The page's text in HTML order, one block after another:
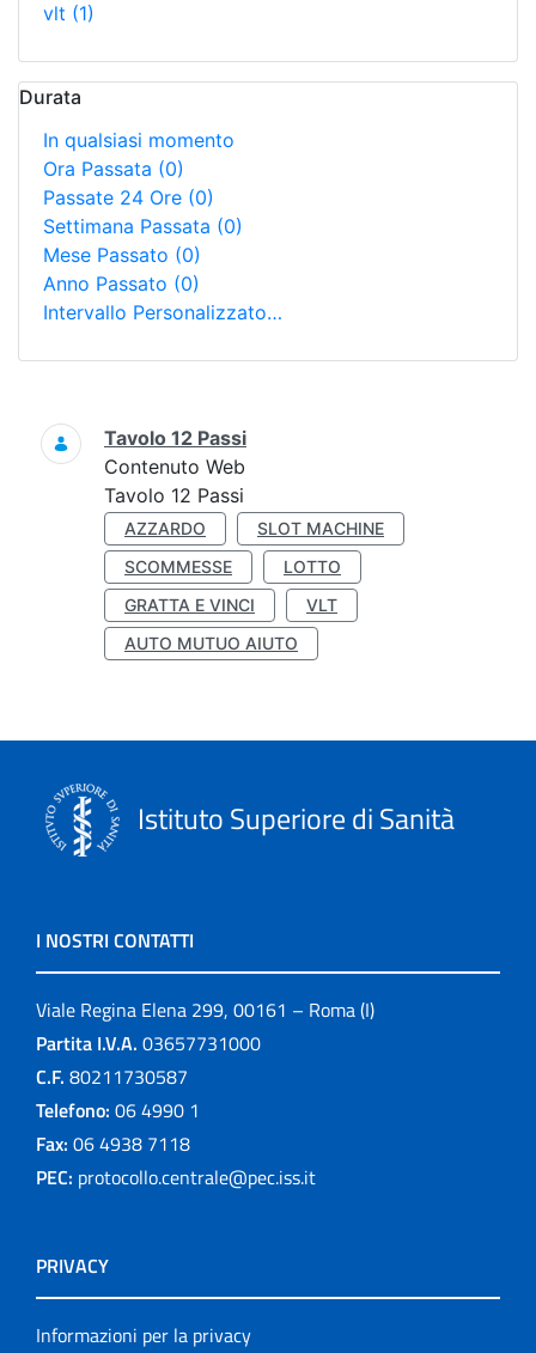
vlt (1)
Durata
In qualsiasi momento
Ora Passata (0)
Passate 24 Ore (0)
Settimana Passata (0)
Mese Passato (0)
Anno Passato (0)
Intervallo Personalizzato…
Ricerca
Tavolo 12 Passi
Contenuto Web
Tavolo 12 Passi
AZZARDO
SLOT MACHINE
SCOMMESSE
LOTTO
GRATTA E VINCI
VLT
AUTO MUTUO AIUTO
Istituto Superiore di Sanità
I NOSTRI CONTATTI
Viale Regina Elena 299, 00161 – Roma (I)
Partita I.V.A. 03657731000
C.F. 80211730587
Telefono: 06 4990 1
Fax: 06 4938 7118
PEC: protocollo.centrale@pec.iss.it
PRIVACY
Informazioni per la privacy